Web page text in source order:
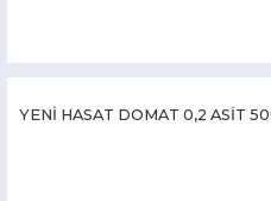
YENİ HASAT DOMAT 0,2 ASİT